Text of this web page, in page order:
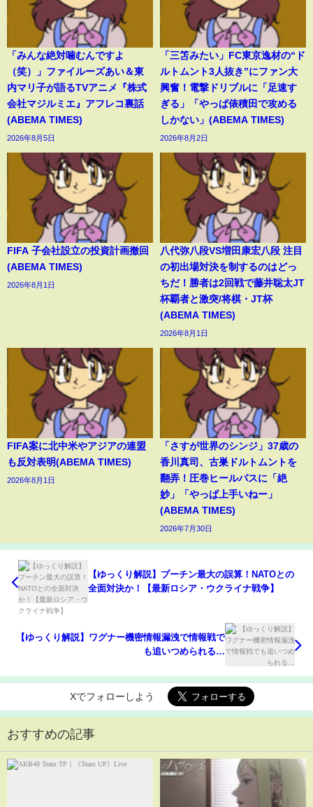
「みんな絶対噛むんですよ
（笑）」ファイルーズあい＆東
内マリ子が語るTVアニメ『株式
会社マジルミエ』アフレコ裏話
(ABEMA TIMES)
2026年8月5日
「三笘みたい」FC東京逸材の“ド
ルトムント3人抜き”にファン大
興奮！電撃ドリブルに「足速す
ぎる」「やっぱ俵積田で攻める
しかない」(ABEMA TIMES)
2026年8月2日
FIFA 子会社設立の投資計画撤回
(ABEMA TIMES)
2026年8月1日
八代弥八段VS増田康宏八段 注目
の初出場対決を制するのはどっ
ちだ！勝者は2回戦で藤井聡太JT
杯覇者と激突/将棋・JT杯
(ABEMA TIMES)
2026年8月1日
FIFA案に北中米やアジアの連盟
も反対表明(ABEMA TIMES)
2026年8月1日
「さすが世界のシンジ」37歳の
香川真司、古巣ドルトムントを
翻弄！圧巻ヒールパスに「絶
妙」「やっぱ上手いねー」
(ABEMA TIMES)
2026年7月30日
【ゆっくり解説】プーチン最大の誤算！NATOとの
全面対決か！【最新ロシア・ウクライナ戦争】
【ゆっくり解説】ワグナー機密情報漏洩で情報戦で
も追いつめられる…
Xでフォローしよう
おすすめの記事